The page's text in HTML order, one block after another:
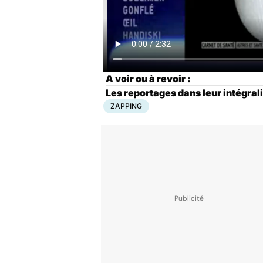
A voir ou à revoir :
Les reportages dans leur
ZAPPING